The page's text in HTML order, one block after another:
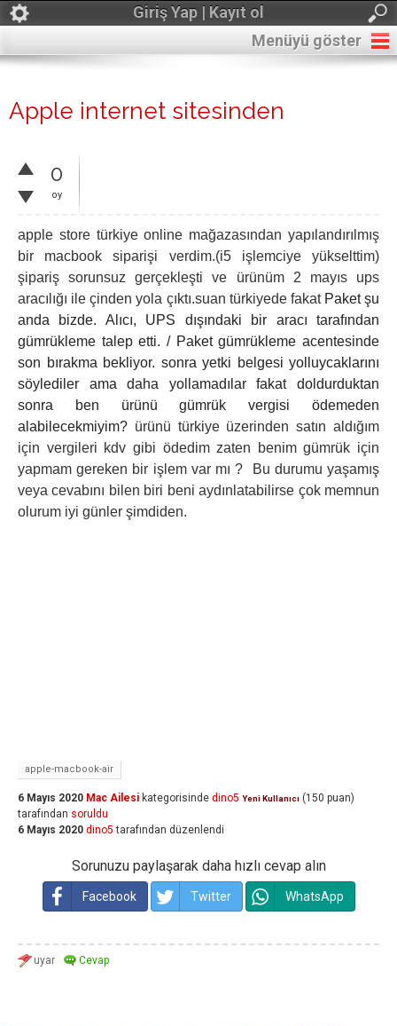
Giriş Yap | Kayıt ol
Menüyü göster
Apple internet sitesinden
0
oy
apple store türkiye online mağazasından yapılandırılmış
bir macbook siparişi verdim.(i5 işlemciye yükselttim)
şipariş sorunsuz gerçekleşti ve ürünüm 2 mayıs ups
aracılığı ile çinden yola çıktı.suan türkiyede fakat Paket şu
anda bizde. Alıcı, UPS dışındaki bir aracı tarafından
gümrükleme talep etti. / Paket gümrükleme acentesinde
son bırakma bekliyor. sonra yetki belgesi yolluycaklarını
söylediler ama daha yollamadılar fakat doldurduktan
sonra ben ürünü gümrük vergisi ödemeden
alabilecekmiyim? ürünü türkiye üzerinden satın aldığım
için vergileri kdv gibi ödedim zaten benim gümrük için
yapmam gereken bir işlem var mı ? Bu durumu yaşamış
veya cevabını bilen biri beni aydınlatabilirse çok memnun
olurum iyi günler şimdiden.
apple-macbook-air
6 Mayıs 2020 Mac Ailesi kategorisinde dino5 Yeni Kullanıcı (150 puan)
tarafından soruldu
6 Mayıs 2020 dino5 tarafından düzenlendi
Sorunuzu paylaşarak daha hızlı cevap alın
Facebook Twitter WhatsApp